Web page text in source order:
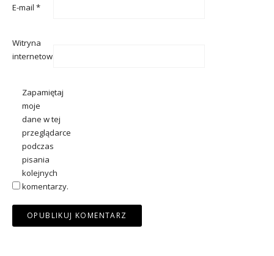
E-mail *
Witryna
internetowa
Zapamiętaj
moje
dane w tej
przeglądarce
podczas
pisania
kolejnych
komentarzy.